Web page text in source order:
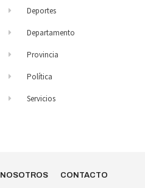
Deportes
Departamento
Provincia
Política
Servicios
NOSOTROS CONTACTO